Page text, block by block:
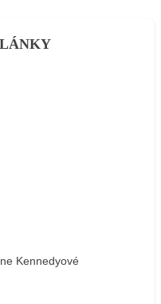
Kennedyové